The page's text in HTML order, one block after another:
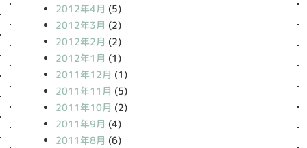
2012年4月 (5)
2012年3月 (2)
2012年2月 (2)
2012年1月 (1)
2011年12月 (1)
2011年11月 (5)
2011年10月 (2)
2011年9月 (4)
2011年8月 (6)